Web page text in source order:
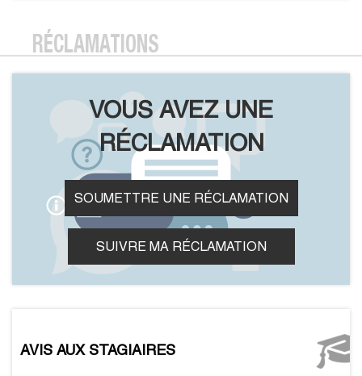
RÉCLAMATIONS
VOUS AVEZ UNE
RÉCLAMATION
SOUMETTRE UNE RÉCLAMATION
SUIVRE MA RÉCLAMATION
AVIS AUX STAGIAIRES